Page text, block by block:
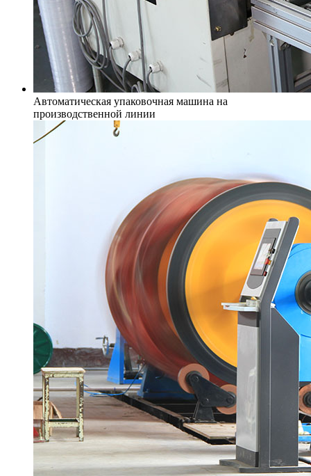
Автоматическая упаковочная машина на
производственной линии